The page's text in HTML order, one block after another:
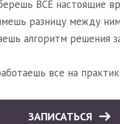
ВСЕ настоящие
разницу между
алгоритм решения
все на
ЗАПИСАТЬСЯ